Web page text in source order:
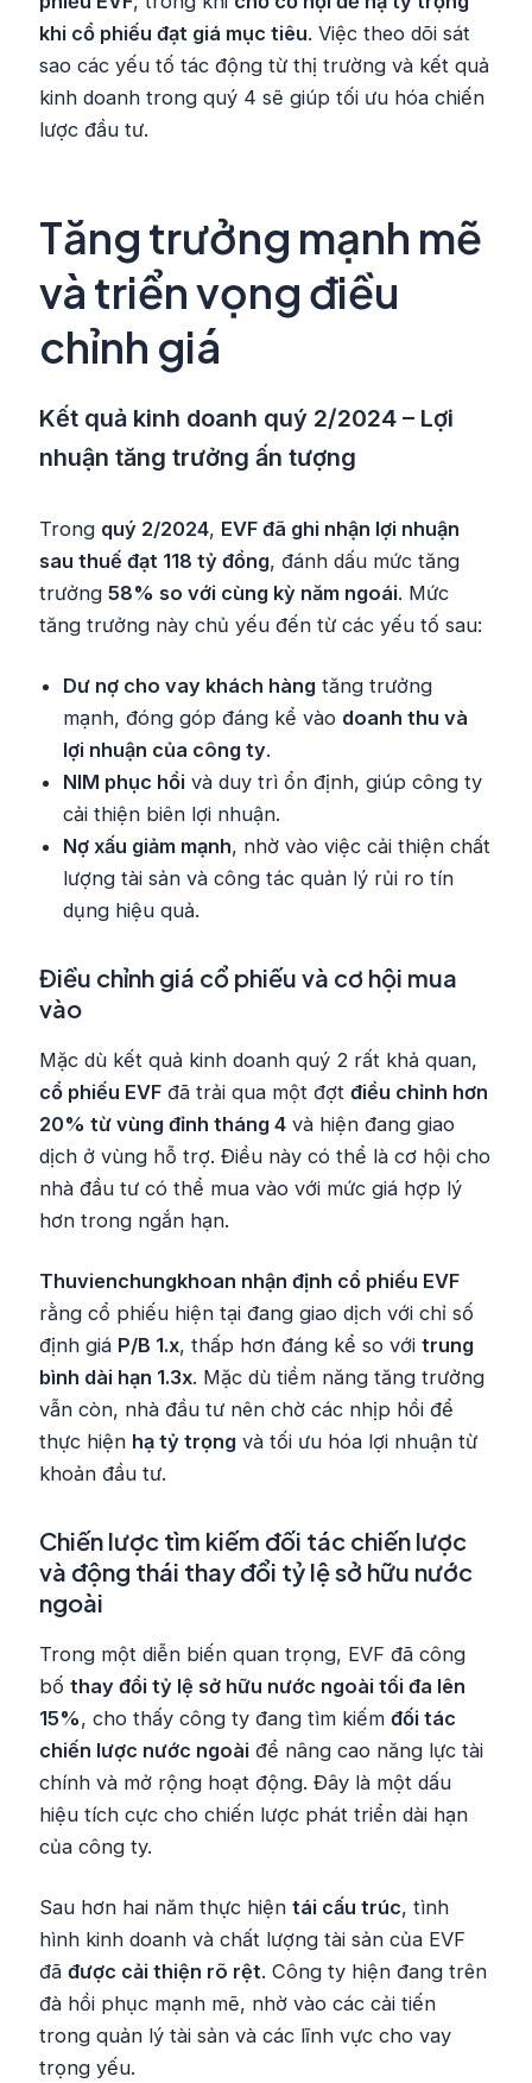
khi cổ phiếu đạt giá mục tiêu. Việc theo dõi sát
sao các yếu tố tác động từ thị trường và kết quả
kinh doanh trong quý 4 sẽ giúp tối ưu hóa chiến
lược đầu tư.
Tăng trưởng mạnh mẽ
và triển vọng điều
chỉnh giá
Kết quả kinh doanh quý 2/2024 – Lợi
nhuận tăng trưởng ấn tượng
Trong quý 2/2024, EVF đã ghi nhận lợi nhuận
sau thuế đạt 118 tỷ đồng, đánh dấu mức tăng
trưởng58% so với cùng kỳ năm ngoái. Mức
tăng trưởng này chủ yếu đến từ các yếu tố sau:
Dư nợ cho vay khách hàng tăng trưởng
mạnh, đóng góp đáng kể vào doanh thu và
lợi nhuận của công ty.
NIM phục hồi và duy trì ổn định, giúp công ty
cải thiện biên lợi nhuận.
Nợ xấu giảm mạnh, nhờ vào việc cải thiện chất
lượng tài sản và công tác quản lý rủi ro tín
dụng hiệu quả.
Điều chỉnh giá cổ phiếu và cơ hội mua
vào
Mặc dù kết quả kinh doanh quý 2 rất khả quan,
cổ phiếu EVF đã trải qua một đợtđiều chỉnh hơn
20% từ vùng đỉnh tháng 4 và hiện đang giao
dịch ở vùng hỗ trợ. Điều này có thể là cơ hội cho
nhà đầu tư có thể mua vào với mức giá hợp lý
hơn trong ngắn hạn.
Thuvienchungkhoan nhận định cổ phiếu EVF
rằng cổ phiếu hiện tại đang giao dịch với chỉ số
định giá P/B 1.x, thấp hơn đáng kể so vớitrung
bình dài hạn 1.3x. Mặc dù tiềm năng tăng trưởng
vẫn còn, nhà đầu tư nên chờ các nhịp hồi để
thực hiện hạ tỷ trọng và tối ưu hóa lợi nhuận từ
khoản đầu tư.
Chiến lược tìm kiếm đối tác chiến lược
và động thái thay đổi tỷ lệ sở hữu nước
ngoài
Trong một diễn biến quan trọng, EVF đã công
bốthay đổi tỷ lệ sở hữu nước ngoài tối đa lên
15%, cho thấy công ty đang tìm kiếmđối tác
chiến lược nước ngoài để nâng cao năng lực tài
chính và mở rộng hoạt động. Đây là một dấu
hiệu tích cực cho chiến lược phát triển dài hạn
của công ty.
Sau hơn hai năm thực hiệntái cấu trúc, tình
hình kinh doanh và chất lượng tài sản của EVF
đãđược cải thiện rõ rệt. Công ty hiện đang trên
đà hồi phục mạnh mẽ, nhờ vào các cải tiến
trong quản lý tài sản và các lĩnh vực cho vay
trọng yếu.